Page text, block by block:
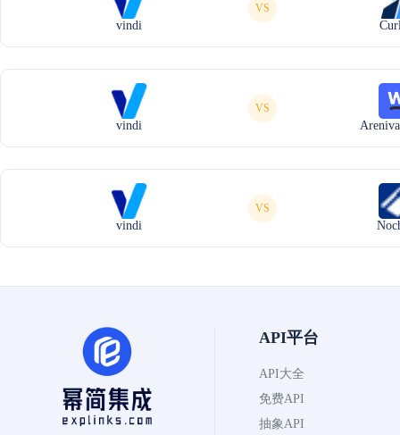
vindi
VS
vindi
VS
vindi
VS
API平台
API大全
免费API
抽象API